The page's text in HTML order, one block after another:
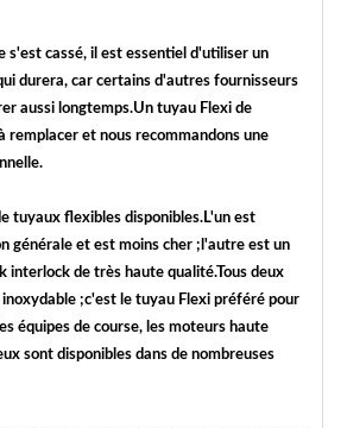
s'est cassé, il est essentiel d'utiliser un
durera, car certains d'autres fournisseurs
aussi longtemps.Un tuyau Flexi de
remplacer et nous recommandons une
tuyaux flexibles disponibles.L'un est
générale et est moins cher ;l'autre est un
interlock de très haute qualité.Tous deux
;c'est le tuyau Flexi préféré pour
équipes de course, les moteurs haute
sont disponibles dans de nombreuses